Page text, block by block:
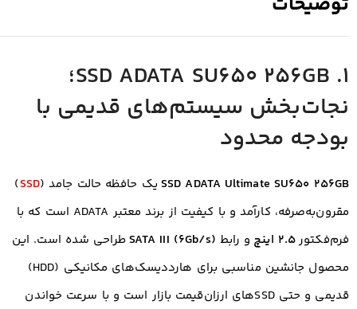
۱. SSD ADATA SU650 256GB؛
نجات‌بخش سیستم‌های قدیمی با
بودجه محدود
SSD ADATA Ultimate SU650 256GB یک حافظه حالت جامد (SSD
)
مقرون‌به‌صرفه، کارآمد و با کیفیت از برند معتبر ADATA است که با
فرم‌فکتور۲.۵ اینچ و رابط SATA III (6Gb/s)طراحی شده است. این
محصول جانشین مناسبی برای هارددیسک‌های مکانیکی (HDD)
قدیمی و حتی SSDهای ارزان‌قیمت بازار است و با سرعت خواندن